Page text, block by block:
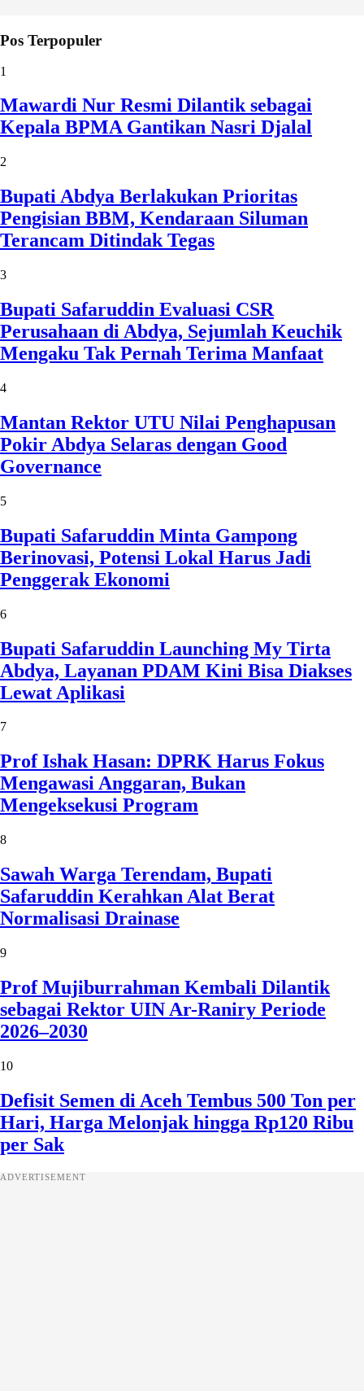
Pos Terpopuler
1
Mawardi Nur Resmi Dilantik sebagai
Kepala BPMA Gantikan Nasri Djalal
2
Bupati Abdya Berlakukan Prioritas
Pengisian BBM, Kendaraan Siluman
Terancam Ditindak Tegas
3
Bupati Safaruddin Evaluasi CSR
Perusahaan di Abdya, Sejumlah Keuchik
Mengaku Tak Pernah Terima Manfaat
4
Mantan Rektor UTU Nilai Penghapusan
Pokir Abdya Selaras dengan Good
Governance
5
Bupati Safaruddin Minta Gampong
Berinovasi, Potensi Lokal Harus Jadi
Penggerak Ekonomi
6
Bupati Safaruddin Launching My Tirta
Abdya, Layanan PDAM Kini Bisa Diakses
Lewat Aplikasi
7
Prof Ishak Hasan: DPRK Harus Fokus
Mengawasi Anggaran, Bukan
Mengeksekusi Program
8
Sawah Warga Terendam, Bupati
Safaruddin Kerahkan Alat Berat
Normalisasi Drainase
9
Prof Mujiburrahman Kembali Dilantik
sebagai Rektor UIN Ar-Raniry Periode
2026–2030
10
Defisit Semen di Aceh Tembus 500 Ton per
Hari, Harga Melonjak hingga Rp120 Ribu
per Sak
ADVERTISEMENT